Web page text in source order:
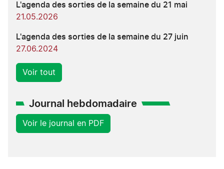
L'agenda des sorties de la semaine du 21 mai
21.05.2026
L'agenda des sorties de la semaine du 27 juin
27.06.2024
Voir tout
Journal hebdomadaire
Voir le journal en PDF